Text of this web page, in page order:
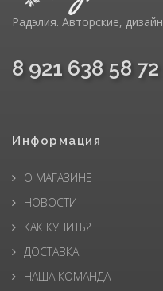
Радэлия. Авторские,
8 921 638 58 72
Информация
О МАГАЗИНЕ
НОВОСТИ
КАК КУПИТЬ?
ДОСТАВКА
НАША КОМАНДА